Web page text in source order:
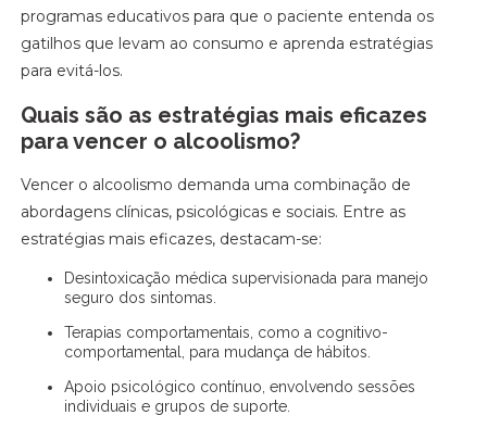
programas educativos para que o paciente entenda os
gatilhos que levam ao consumo e aprenda estratégias
para evitá-los.
Quais são as estratégias mais eficazes
para vencer o alcoolismo?
Vencer o alcoolismo demanda uma combinação de
abordagens clínicas, psicológicas e sociais. Entre as
estratégias mais eficazes, destacam-se:
Desintoxicação médica supervisionada para manejo
seguro dos sintomas.
Terapias comportamentais, como a cognitivo-
comportamental, para mudança de hábitos.
Apoio psicológico contínuo, envolvendo sessões
individuais e grupos de suporte.